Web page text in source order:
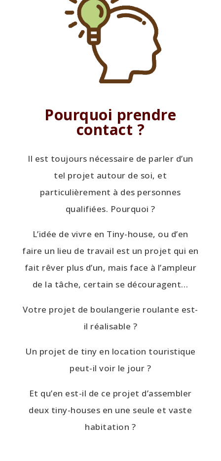
Pourquoi prendre
contact ?
Il est toujours nécessaire de parler d’un
tel projet autour de soi, et
particulièrement à des personnes
qualifiées. Pourquoi ?
L’idée de vivre en Tiny-house, ou d’en
faire un lieu de travail est un projet qui en
fait rêver plus d’un, mais face à l’ampleur
de la tâche, certain se découragent…
Votre projet de boulangerie roulante est-
il réalisable ?
Un projet de tiny en location touristique
peut-il voir le jour ?
Et qu’en est-il de ce projet d’assembler
deux tiny-houses en une seule et vaste
habitation ?